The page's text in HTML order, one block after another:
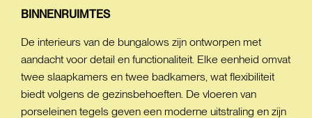
BINNENRUIMTES
De interieurs van de bungalows zijn ontworpen met
aandacht voor detail en functionaliteit. Elke eenheid omvat
twee slaapkamers en twee badkamers, wat flexibiliteit
biedt volgens de gezinsbehoeften. De vloeren van
porseleinen tegels geven een moderne uitstraling en zijn